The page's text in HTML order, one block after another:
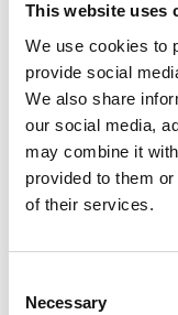
This website uses
We use cookies to
provide social
We also share
our social media,
may combine it
provided to them
of their services.
Selection
Necessary
variërend van
uitzicht op de vesting.
Plan je bezoek en
om te wandelen,
OVERNACHTEN